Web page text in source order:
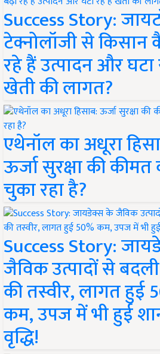
Success Story:
टेक्नोलॉजी से किसान
रहे हैं उत्पादन और
खेती की लागत?
एथेनॉल का अधूरा
ऊर्जा सुरक्षा की
चुका रहा है?
Success Story:
जैविक उत्पादों से
की तस्वीर, लागत हुई
कम, उपज में भी हुई
वृद्धि!